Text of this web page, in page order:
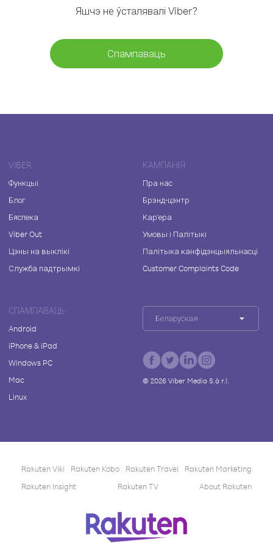
Яшчэ не ўсталявалі Viber?
Спампаваць
VIBER
Функцыі
Блог
Бяспека
Viber Out
Цэны на выклікі
Служба падтрымкі
КАМПАНІЯ
Пра нас
Брэнд-цэнтр
Кар'ера
Умовы і Палітыкі
Палітыка канфідэнцыяльнасці
Customer Complaints Code
СПАМПАВАЦЬ
Android
iPhone & iPad
Windows PC
Mac
Linux
Беларуская
© 2026Viber Media S.à r.l.
Rakuten Viki Rakuten Kobo Rakuten Travel
Rakuten Marketing
Rakuten Insight
Rakuten TV About Rakuten